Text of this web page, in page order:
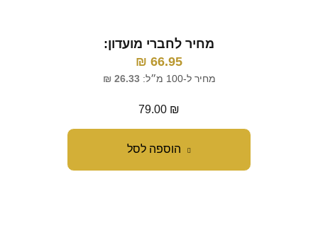
הוספה לסל
מחיר לחברי מועדון:
66.95
₪
מחיר ל-100 מ״ל: 26.33
₪
79.00 ₪